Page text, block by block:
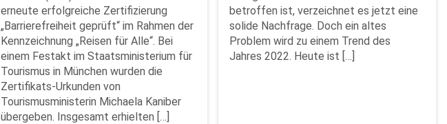
erneute erfolgreiche Zertifizierung
„Barrierefreiheit geprüft“ im Rahmen der
Kennzeichnung „Reisen für Alle“. Bei
einem Festakt im Staatsministerium für
Tourismus in München wurden die
Zertifikats-Urkunden von
Tourismusministerin Michaela Kaniber
übergeben. Insgesamt erhielten […]
betroffen ist, verzeichnet es jetzt eine
solide Nachfrage. Doch ein altes
Problem wird zu einem Trend des
Jahres 2022. Heute ist […]